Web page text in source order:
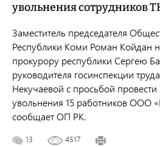
увольнения сотрудников
Заместитель председателя
Республики Коми Роман Койдан
прокурору республики Сергею
руководителя госинспекции
Некучаевой с просьбой
увольнения 15 работников ООО
сообщает ОП РК.
13 4517